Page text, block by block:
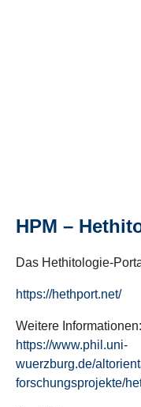
HPM –
Das Hethitologie-
https://hethport.net/
Weitere Informationen:
https://www.phil.uni-
wuerzburg.de/
forschungsprojekte/